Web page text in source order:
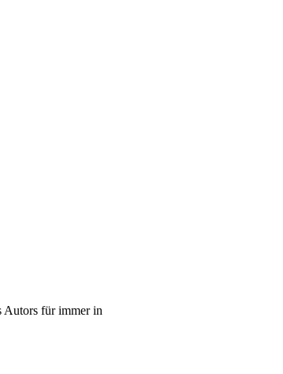
Autors für immer in